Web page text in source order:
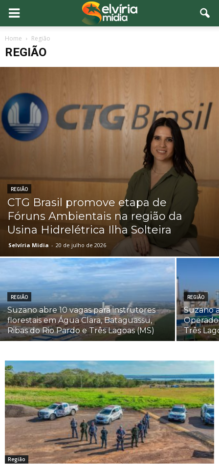
Home Região
REGIÃO
REGIÃO
CTG Brasil promove etapa de
Fóruns Ambientais na região da
Usina Hidrelétrica Ilha Solteira
Selvíria Midia - 20 de julho de 2026
REGIÃO
Suzano abre 10 vagas para instrutores
florestais em Água Clara, Bataguassu,
Ribas do Rio Pardo e Três Lagoas (MS)
REGIÃO
Suzano
Três
Região